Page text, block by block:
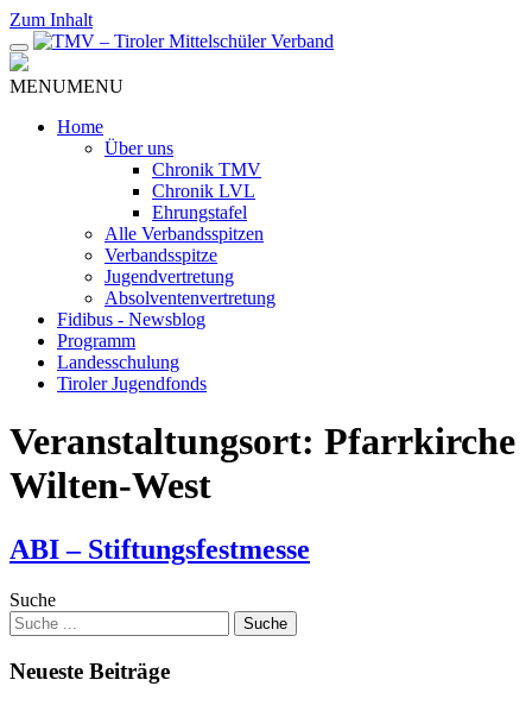
Zum Inhalt
MENUMENU
Home
Über uns
Chronik TMV
Chronik LVL
Ehrungstafel
Alle Verbandsspitzen
Verbandsspitze
Jugendvertretung
Absolventenvertretung
Fidibus - Newsblog
Programm
Landesschulung
Tiroler Jugendfonds
Veranstaltungsort: Pfarrkirche
Wilten-West
ABI – Stiftungsfestmesse
Suche
Neueste Beiträge